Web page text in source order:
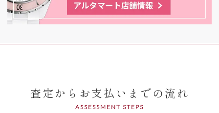
査定からお支払いまでの流れ
ASSESSMENT STEPS